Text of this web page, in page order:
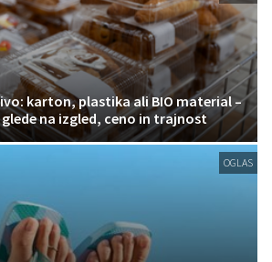
karton, plastika ali BIO material –
na izgled, ceno in trajnost
OGLAS